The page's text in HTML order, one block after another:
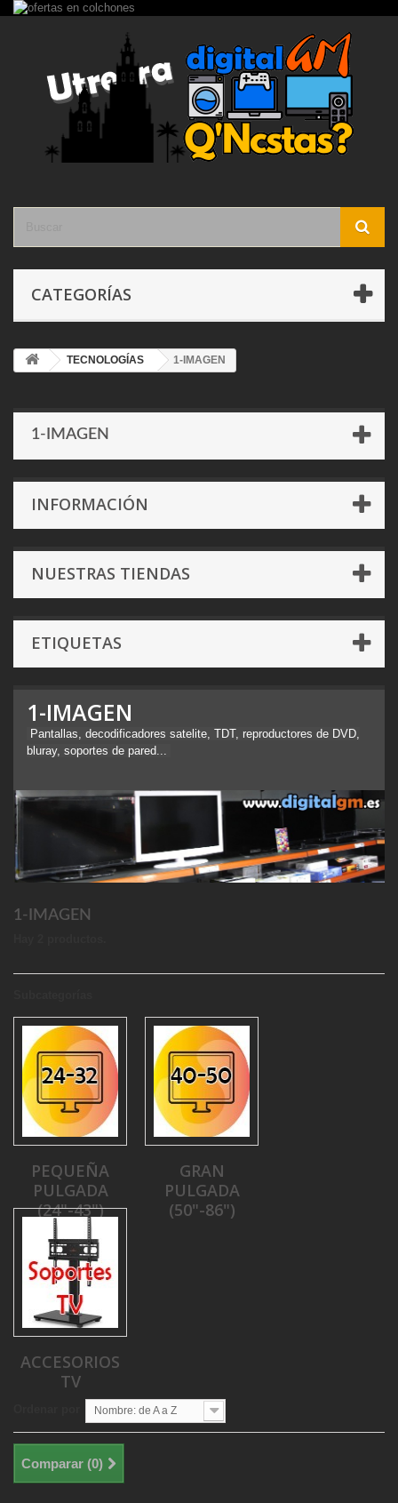
CATEGORÍAS
TECNOLOGÍAS 1-IMAGEN
1-IMAGEN
INFORMACIÓN
NUESTRAS TIENDAS
ETIQUETAS
1-IMAGEN
Pantallas, decodificadores satelite, TDT, reproductores de DVD,
bluray, soportes de pared...
1-IMAGEN
PEQUEÑA
PULGADA
(24"-43")
GRAN
PULGADA
(50"-86")
ACCESORIOS
TV
Nombre: de A a Z
Comparar (0)